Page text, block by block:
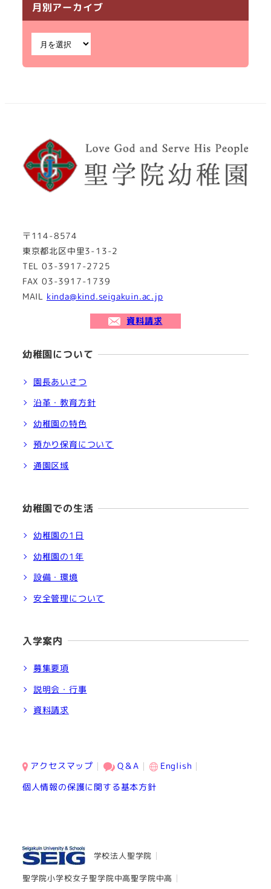
月別アーカイブ
〒114-8574
東京都北区中里3-13-2
TEL 03-3917-2725
FAX 03-3917-1739
MAIL kinda@kind.seigakuin.ac.jp
資料請求
幼稚園について
園長あいさつ
沿革・教育方針
幼稚園の特色
預かり保育について
通園区域
幼稚園での生活
幼稚園の1日
幼稚園の1年
設備・環境
安全管理について
入学案内
募集要項
説明会・行事
資料請求
アクセスマップ Q＆A
English
個人情報の保護に関する基本方針
学校法人聖学院
聖学院小学校女子聖学院中高聖学院中高